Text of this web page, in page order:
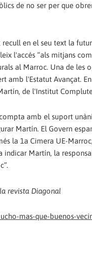
de no ser per que
recull en el seu text la
l'accés “als mitjans
al Marroc. Una de les
amb l'Estatut Avançat.
de l'Institut
amb el suport
Martín. El Govern
la 1a Cimera UE-
indicar Martín, la
revista Diagonal
mas-que-buenos-